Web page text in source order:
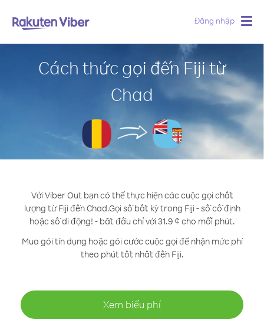
Đăng nhập
Cách thức gọi đến Fiji từ
Chad
Với Viber Out bạn có thể thực hiện các cuộc gọi chất
lượng từ Fiji đến Chad.Gọi số bất kỳ trong Fiji - số cố định
hoặc số di động! - bắt đầu chỉ với 31.9 ¢ cho mỗi phút.
Mua gói tín dụng hoặc gói cước cuộc gọi để nhận mức phí
theo phút tốt nhất đến Fiji.
Xem biểu phí